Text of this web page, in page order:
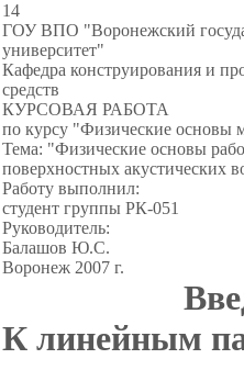
14
ГОУ ВПО "Воронежский
университет"
Кафедра конструирования и
средств
КУРСОВАЯ РАБОТА
по курсу "Физические основы
Тема: "Физические основы
поверхностных акустических
Работу выполнил:
студент группы РК-051
Руководитель:
Балашов Ю.С.
Воронеж 2007 г.
К линейным